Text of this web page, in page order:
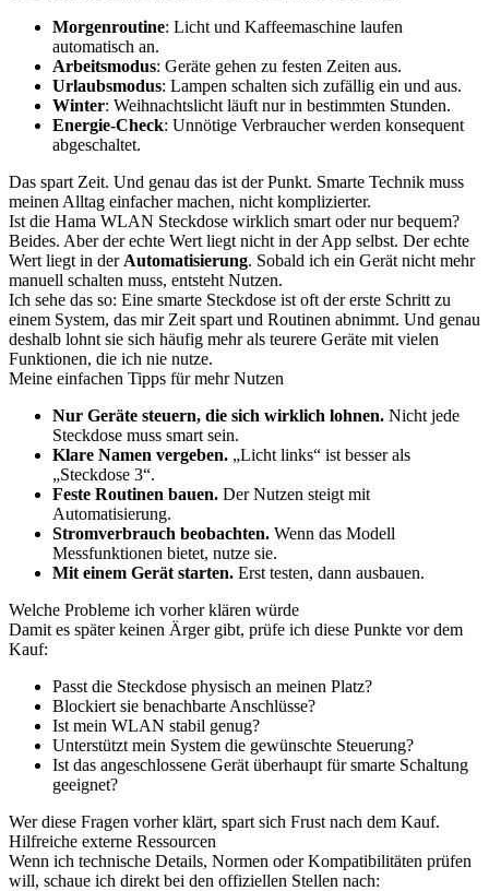
Morgenroutine: Licht und Kaffeemaschine laufen
automatisch an.
Arbeitsmodus: Geräte gehen zu festen Zeiten aus.
Urlaubsmodus: Lampen schalten sich zufällig ein und aus.
Winter: Weihnachtslicht läuft nur in bestimmten Stunden.
Energie-Check: Unnötige Verbraucher werden konsequent
abgeschaltet.
Das spart Zeit. Und genau das ist der Punkt. Smarte Technik muss
meinen Alltag einfacher machen, nicht komplizierter.
Ist die Hama WLAN Steckdose wirklich smart oder nur bequem?
Beides. Aber der echte Wert liegt nicht in der App selbst. Der echte
Wert liegt in der Automatisierung. Sobald ich ein Gerät nicht mehr
manuell schalten muss, entsteht Nutzen.
Ich sehe das so: Eine smarte Steckdose ist oft der erste Schritt zu
einem System, das mir Zeit spart und Routinen abnimmt. Und genau
deshalb lohnt sie sich häufig mehr als teurere Geräte mit vielen
Funktionen, die ich nie nutze.
Meine einfachen Tipps für mehr Nutzen
Nur Geräte steuern, die sich wirklich lohnen. Nicht jede
Steckdose muss smart sein.
Klare Namen vergeben. „Licht links“ ist besser als
„Steckdose 3“.
Feste Routinen bauen. Der Nutzen steigt mit
Automatisierung.
Stromverbrauch beobachten. Wenn das Modell
Messfunktionen bietet, nutze sie.
Mit einem Gerät starten. Erst testen, dann ausbauen.
Welche Probleme ich vorher klären würde
Damit es später keinen Ärger gibt, prüfe ich diese Punkte vor dem
Kauf:
Passt die Steckdose physisch an meinen Platz?
Blockiert sie benachbarte Anschlüsse?
Ist mein WLAN stabil genug?
Unterstützt mein System die gewünschte Steuerung?
Ist das angeschlossene Gerät überhaupt für smarte Schaltung
geeignet?
Wer diese Fragen vorher klärt, spart sich Frust nach dem Kauf.
Hilfreiche externe Ressourcen
Wenn ich technische Details, Normen oder Kompatibilitäten prüfen
will, schaue ich direkt bei den offiziellen Stellen nach: